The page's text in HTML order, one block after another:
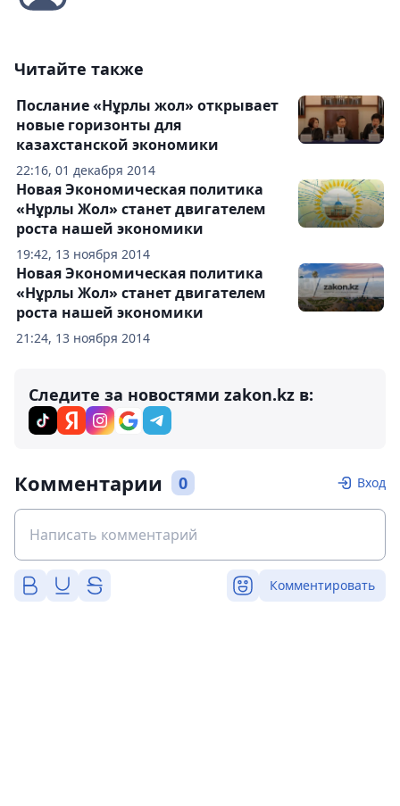
Читайте также
22:16, 01 декабря 2014
Послание «Нұрлы жол» открывает
новые горизонты для
казахстанской экономики
19:42, 13 ноября 2014
Новая Экономическая политика
«Нұрлы Жол» станет двигателем
роста нашей экономики
21:24, 13 ноября 2014
Новая Экономическая политика
«Нұрлы Жол» станет двигателем
роста нашей экономики
Следите за новостями zakon.kz в:
Комментарии 0 Вход
Комментировать